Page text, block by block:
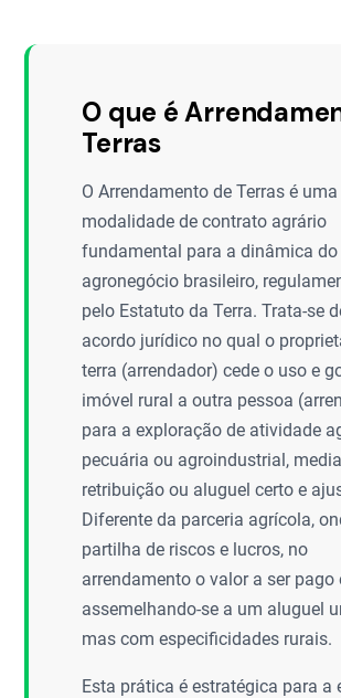
O que é
Terras
O Arrendamento de Terras é uma
modalidade de contrato agrário
fundamental para a dinâmica do
agronegócio brasileiro,
pelo Estatuto da Terra. Trata-se
acordo jurídico no qual o
terra (arrendador) cede o uso e
imóvel rural a outra pessoa
para a exploração de atividade
pecuária ou agroindustrial,
retribuição ou aluguel certo e
Diferente da parceria agrícola,
partilha de riscos e lucros, no
arrendamento o valor a ser pago
assemelhando-se a um aluguel
mas com especificidades rurais.
Esta prática é estratégica para a